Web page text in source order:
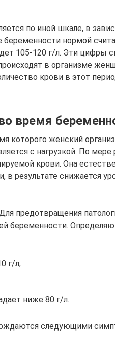
по иной шкале, в
нормой
105-120 г/л. Эти цифры
в организме
крови в этот
время
которого женский
с нагрузкой. По мере
крови. Она
в результате снижается
предотвращения
беременности.
г/л;
ниже 80 г/л.
следующими